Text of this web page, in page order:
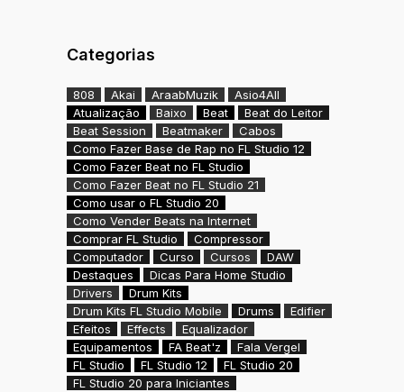
Categorias
808 Akai AraabMuzik
Asio4All
Atualização
Baixo Beat
Beat do Leitor
Beat Session
Beatmaker
Cabos
Como Fazer Base de Rap no FL Studio 12
Como Fazer Beat no FL Studio
Como Fazer Beat no FL Studio 21
Como usar o FL Studio 20
Como Vender Beats na Internet
Comprar FL Studio
Compressor
Computador
Curso Cursos
DAW
Destaques
Dicas Para Home Studio
Drivers
Drum Kits
Drum Kits FL Studio Mobile
Drums
Edifier
Efeitos
Effects
Equalizador
Equipamentos
FA Beat'z
Fala Vergel
FL Studio
FL Studio 12
FL Studio 20
FL Studio 20 para Iniciantes